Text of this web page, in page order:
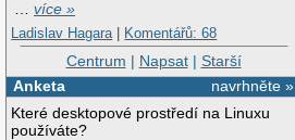
…více »
Ladislav Hagara | Komentářů: 68
Centrum | Napsat| Starší
navrhněte »
Anketa
Které desktopové prostředí na Linuxu
používáte?